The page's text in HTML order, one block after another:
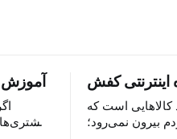
اینترنتی کفش
است که
بیرون نمی‌رود؛